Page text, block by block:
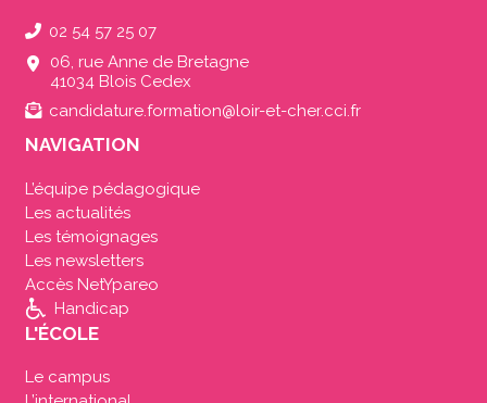
02 54 57 25 07
06, rue Anne de Bretagne
41034 Blois Cedex
candidature.formation@loir-et-cher.cci.fr
NAVIGATION
L’équipe pédagogique
Les actualités
Les témoignages
Les newsletters
Accès NetYpareo
Handicap
L'ÉCOLE
Le campus